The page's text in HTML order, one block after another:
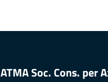
ATMA Soc. Cons. per